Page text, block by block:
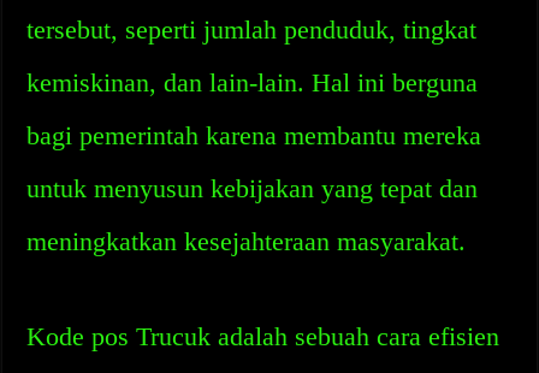
tersebut, seperti jumlah penduduk, tingkat
kemiskinan, dan lain-lain. Hal ini berguna
bagi pemerintah karena membantu mereka
untuk menyusun kebijakan yang tepat dan
meningkatkan kesejahteraan masyarakat.
Kode pos Trucuk adalah sebuah cara efisien